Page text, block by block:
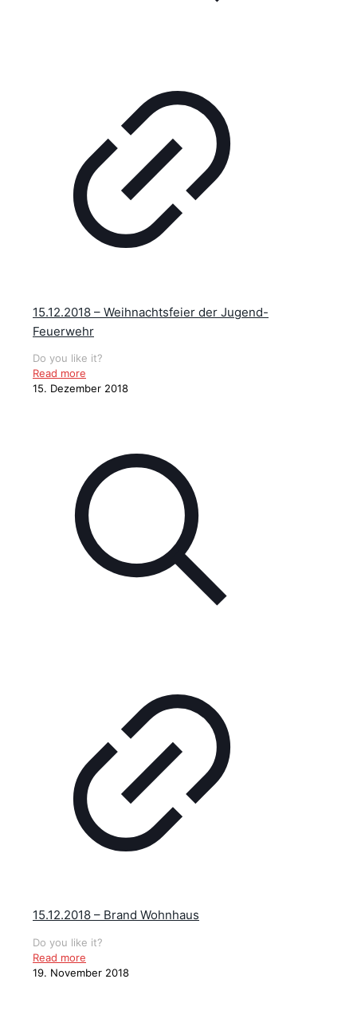
15.12.2018 – Weihnachtsfeier der Jugend-
Feuerwehr
Do you like it?
Read more
15. Dezember 2018
15.12.2018 – Brand Wohnhaus
Do you like it?
Read more
19. November 2018